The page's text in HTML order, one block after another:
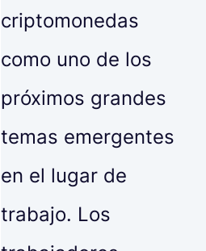
criptomonedas
como uno de los
próximos grandes
temas emergentes
en el lugar de
trabajo. Los